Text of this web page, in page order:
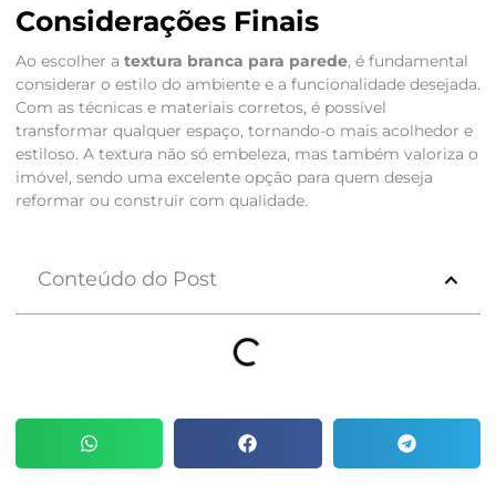
Considerações Finais
Ao escolher a textura branca para parede, é fundamental
considerar o estilo do ambiente e a funcionalidade desejada.
Com as técnicas e materiais corretos, é possível
transformar qualquer espaço, tornando-o mais acolhedor e
estiloso. A textura não só embeleza, mas também valoriza o
imóvel, sendo uma excelente opção para quem deseja
reformar ou construir com qualidade.
Conteúdo do Post